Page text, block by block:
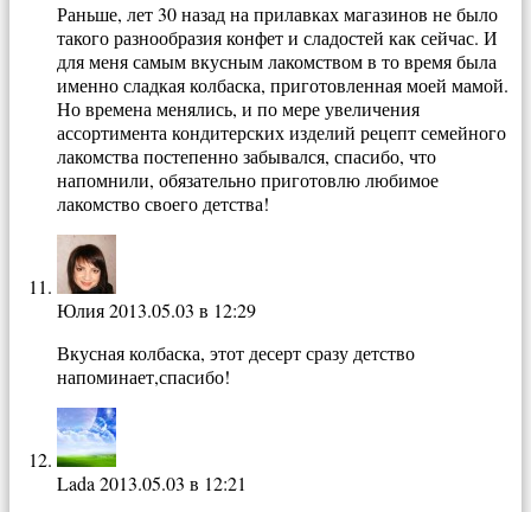
Раньше, лет 30 назад на прилавках магазинов не было
такого разнообразия конфет и сладостей как сейчас. И
для меня самым вкусным лакомством в то время была
именно сладкая колбаска, приготовленная моей мамой.
Но времена менялись, и по мере увеличения
ассортимента кондитерских изделий рецепт семейного
лакомства постепенно забывался, спасибо, что
напомнили, обязательно приготовлю любимое
лакомство своего детства!
Юлия2013.05.03 в 12:29
Вкусная колбаска, этот десерт сразу детство
напоминает,спасибо!
Lada 2013.05.03 в 12:21